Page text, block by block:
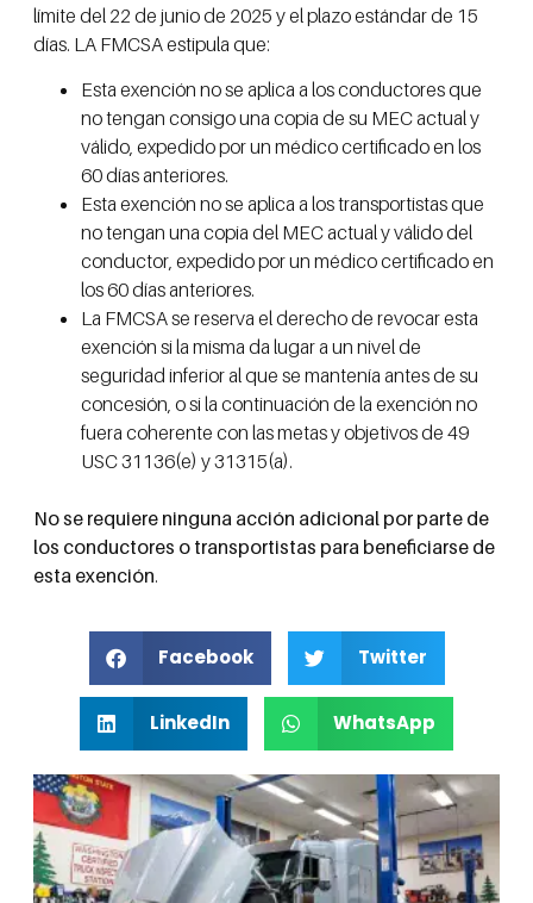
límite del 22 de junio de 2025 y el plazo estándar de 15
días. LA FMCSA estipula que:
Esta exención no se aplica a los conductores que
no tengan consigo una copia de su MEC actual y
válido, expedido por un médico certificado en los
60 días anteriores.
Esta exención no se aplica a los transportistas que
no tengan una copia del MEC actual y válido del
conductor, expedido por un médico certificado en
los 60 días anteriores.
La FMCSA se reserva el derecho de revocar esta
exención si la misma da lugar a un nivel de
seguridad inferior al que se mantenía antes de su
concesión, o si la continuación de la exención no
fuera coherente con las metas y objetivos de 49
USC 31136(e) y 31315(a).
No se requiere ninguna acción adicional por parte de
los conductores o transportistas para beneficiarse de
esta exención.
Facebook Twitter
LinkedIn WhatsApp